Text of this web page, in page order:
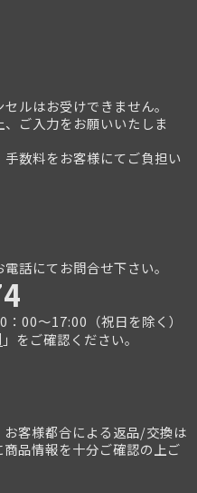
ルはお受けできません。
ご入力をお願いいたしま
数料をお客様にてご負担い
話にてお問合せ下さい。
00～17:00（祝日を除く）
」をご確認ください。
客様都合による返品/交換は
品情報を十分ご確認の上ご